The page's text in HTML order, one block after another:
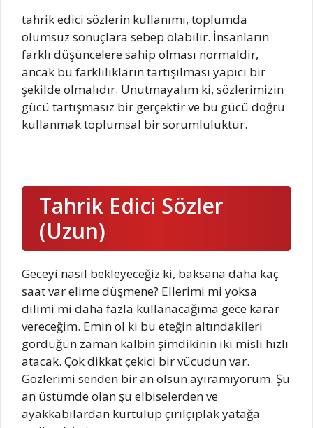
tahrik edici sözlerin kullanımı, toplumda
olumsuz sonuçlara sebep olabilir. İnsanların
farklı düşüncelere sahip olması normaldir,
ancak bu farklılıkların tartışılması yapıcı bir
şekilde olmalıdır. Unutmayalım ki, sözlerimizin
gücü tartışmasız bir gerçektir ve bu gücü doğru
kullanmak toplumsal bir sorumluluktur.
Tahrik Edici Sözler
(Uzun)
Geceyi nasıl bekleyeceğiz ki, baksana daha kaç
saat var elime düşmene? Ellerimi mi yoksa
dilimi mi daha fazla kullanacağıma gece karar
vereceğim. Emin ol ki bu eteğin altındakileri
gördüğün zaman kalbin şimdikinin iki misli hızlı
atacak. Çok dikkat çekici bir vücudun var.
Gözlerimi senden bir an olsun ayıramıyorum. Şu
an üstümde olan şu elbiselerden ve
ayakkabılardan kurtulup çırılçıplak yatağa